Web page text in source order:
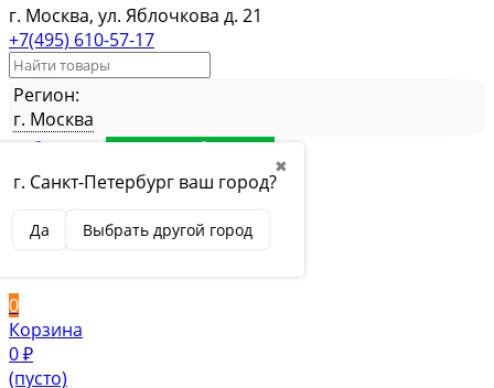
г. Москва, ул. Яблочкова д. 21
+7(495) 610-57-17
Регион:
г. Москва
✖
г. Санкт-Петербург ваш город?
Да Выбрать другой город
Избранное Товар в избранном
СравнениеТовар в сравнении
Вход
Вход
0
Корзина
0 ₽
(пусто)